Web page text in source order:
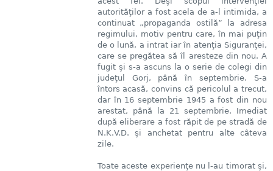
autorităţilor a fost acela de a-l intimida, a
continuat „propaganda ostilă” la adresa
regimului, motiv pentru care, în mai puţin
de o lună, a intrat iar în atenţia Siguranţei,
care se pregătea să îl aresteze din nou. A
fugit şi s-a ascuns la o serie de colegi din
judeţul Gorj, până în septembrie. S-a
întors acasă, convins că pericolul a trecut,
dar în 16 septembrie 1945 a fost din nou
arestat, până la 21 septembrie. Imediat
după eliberare a fost răpit de pe stradă de
N.K.V.D. şi anchetat pentru alte câteva
zile.
Toate aceste experienţe nu l-au timorat şi,